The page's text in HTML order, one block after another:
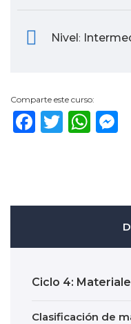
Nivel:
Comparte este curso:
Facebook
Twitter
Ciclo 4:
Clasificación de